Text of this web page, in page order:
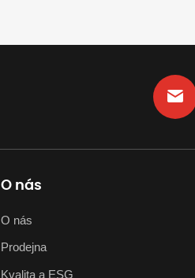
O nás
O nás
Prodejna
Kvalita a ESG